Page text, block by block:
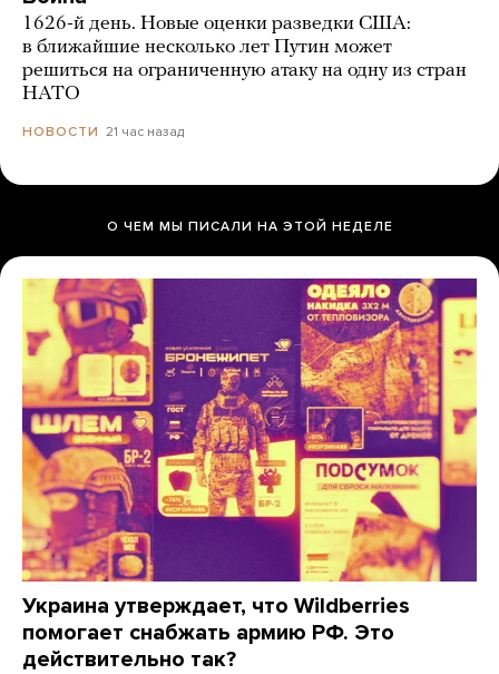
1626-й день. Новые оценки разведки США:
в ближайшие несколько лет Путин может
решиться на ограниченную атаку на одну из стран
НАТО
НОВОСТИ 21 час назад
О ЧЕМ МЫ ПИСАЛИ НА ЭТОЙ НЕДЕЛЕ
Украина утверждает, что Wildberries
помогает снабжать армию РФ. Это
действительно так?